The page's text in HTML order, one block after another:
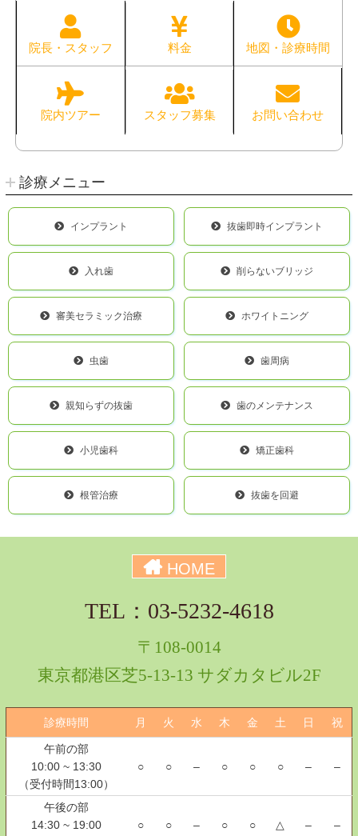
院長・スタッフ 料金 地図・診療時間
院内ツアー スタッフ募集 お問い合わせ
診療メニュー
インプラント 抜歯即時インプラント
入れ歯 削らないブリッジ
審美セラミック治療 ホワイトニング
虫歯 歯周病
親知らずの抜歯 歯のメンテナンス
小児歯科 矯正歯科
根管治療 抜歯を回避
HOME
TEL：03-5232-4618
〒108-0014
東京都港区芝5-13-13 サダカタビル2F
診療時間 月 火 水 木 金 土 日 祝
午前の部
10:00 ~ 13:30
（受付時間13:00）
○ ○ – ○ ○ ○ – –
午後の部
14:30 ~ 19:00
○ ○ – ○ ○ △ – –